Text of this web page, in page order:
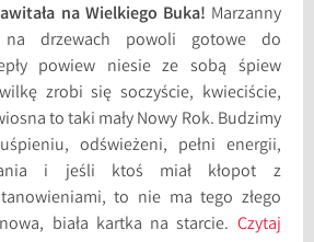
na Wielkiego Buka! Marzanny
drzewach powoli gotowe do
powiew niesie ze sobą śpiew
zrobi się soczyście, kwieciście,
to taki mały Nowy Rok. Budzimy
odświeżeni, pełni energii,
i jeśli ktoś miał kłopot z
to nie ma tego złego
biała kartka na starcie. Czytaj